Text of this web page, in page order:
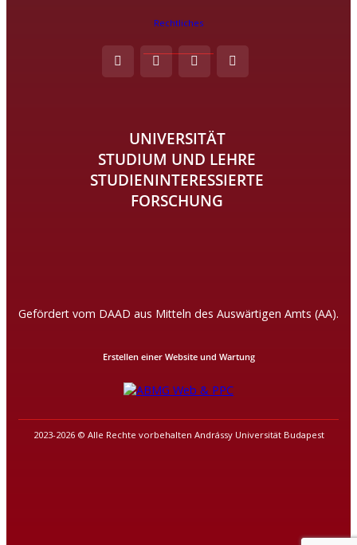
Rechtliches
UNIVERSITÄT
STUDIUM UND LEHRE
STUDIENINTERESSIERTE
FORSCHUNG
Gefördert vom DAAD aus Mitteln des Auswärtigen Amts (AA).
2023-2026 © Alle Rechte vorbehalten Andrássy Universität Budapest
Erstellen einer Website und Wartung